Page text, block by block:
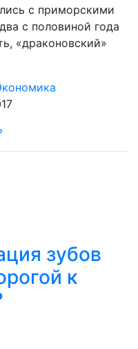
с приморскими
с половиной года
«драконовский»
зубов
к